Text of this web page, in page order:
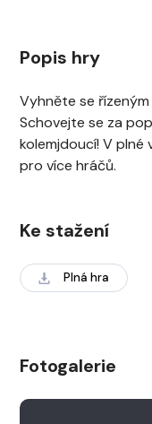
Popis hry
Vyhněte se
Schovejte se za
kolemjdoucí! V plné
pro více hráčů.
Ke stažení
Plná hra
Fotogalerie